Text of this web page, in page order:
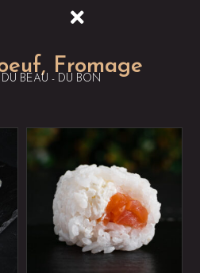
, Fromage
BEAU - DU BON